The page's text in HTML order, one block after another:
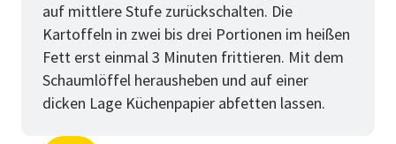
auf mittlere Stufe zurückschalten. Die
Kartoffeln in zwei bis drei Portionen im heißen
Fett erst einmal 3 Minuten frittieren. Mit dem
Schaumlöffel herausheben und auf einer
dicken Lage Küchenpapier abfetten lassen.